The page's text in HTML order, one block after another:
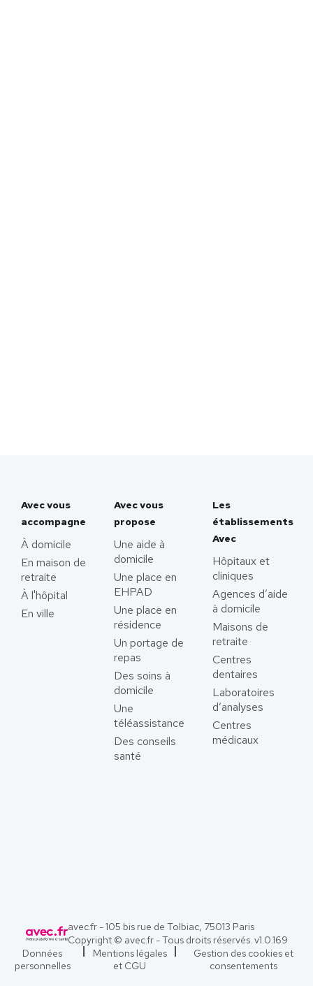
Avec vous
accompagne
À domicile
En maison de
retraite
À l'hôpital
En ville
Avec vous
propose
Une aide à
domicile
Une place en
EHPAD
Une place en
résidence
Un portage de
repas
Des soins à
domicile
Une
téléassistance
Des conseils
santé
Les
établissements
Avec
Hôpitaux et
cliniques
Agences d’aide
à domicile
Maisons de
retraite
Centres
dentaires
Laboratoires
d’analyses
Centres
médicaux
avec.fr - 105 bis rue de Tolbiac, 75013 Paris
Copyright © avec.fr - Tous droits réservés. v1.0.169
Données
personnelles
Mentions légales
et CGU
Gestion des cookies et
consentements